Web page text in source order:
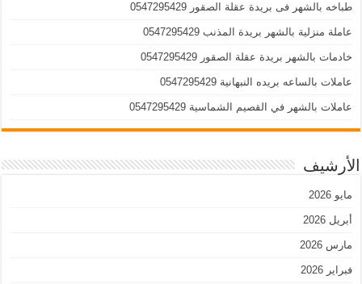
طباخه بالشهر فى بريدة عقلة الصقور 0547295429
عاملة منزلية بالشهر بريدة المذنب 0547295429
خادمات بالشهر بريدة عقلة الصقور 0547295429
عاملات بالساعه بريده النبهانية 0547295429
عاملات بالشهر في القصيم الشماسية 0547295429
الأرشيف
مايو 2026
أبريل 2026
مارس 2026
فبراير 2026